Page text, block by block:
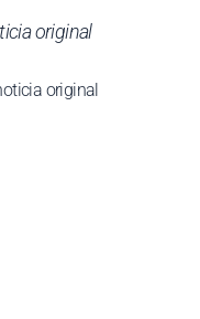
original
original